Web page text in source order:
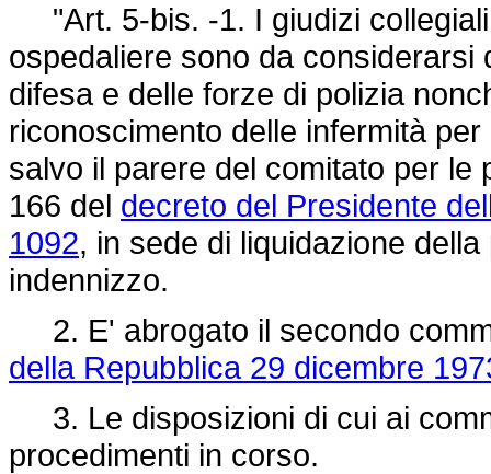
"Art. 5-bis. -1. I giudizi
ospedaliere sono da considerarsi
difesa e delle forze di polizia
riconoscimento delle infermità
salvo il parere del comitato per le
166 del decreto del Presidente
1092, in sede di liquidazione
indennizzo.
2. E' abrogato il secondo
della Repubblica 29 dicembre
3. Le disposizioni di cui ai
procedimenti in corso.